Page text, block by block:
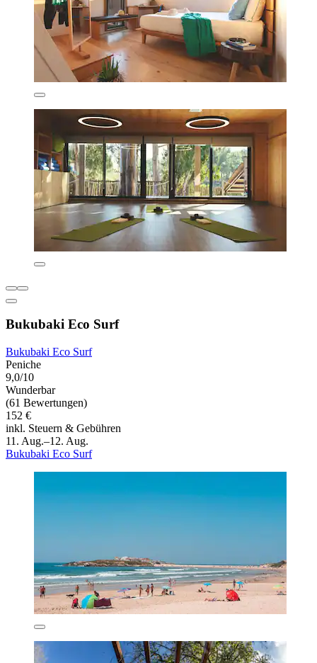
Bukubaki Eco Surf
Bukubaki Eco Surf
Peniche
9,0/10
Wunderbar
(61 Bewertungen)
152 €
inkl. Steuern & Gebühren
11. Aug.–12. Aug.
Bukubaki Eco Surf